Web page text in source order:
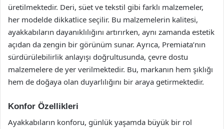
üretilmektedir. Deri, süet ve tekstil gibi farklı malzemeler,
her modelde dikkatlice seçilir. Bu malzemelerin kalitesi,
ayakkabıların dayanıklılığını artırırken, aynı zamanda estetik
açıdan da zengin bir görünüm sunar. Ayrıca, Premiata’nın
sürdürülebilirlik anlayışı doğrultusunda, çevre dostu
malzemelere de yer verilmektedir. Bu, markanın hem şıklığı
hem de doğaya olan duyarlılığını bir araya getirmektedir.
Konfor Özellikleri
Ayakkabıların konforu, günlük yaşamda büyük bir rol